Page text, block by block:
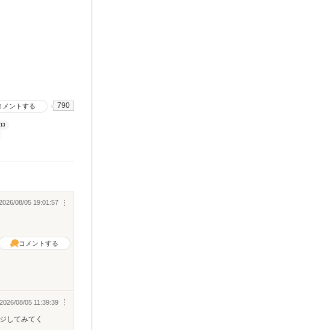
メントする 790
13
︙
08/05 19:01:57
コメントする
︙
2026/08/05 11:39:39
してみてく